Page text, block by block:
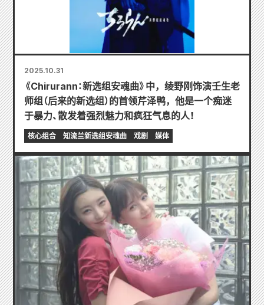
2025.10.31
《Chirurann：新选组安魂曲》中，绫野刚饰演壬生老
师组（后来的新选组）的首领芹泽鸭，他是一个痴迷
于暴力、散发着强烈魅力和疯狂气息的人！
核心组合 知流兰新选组安魂曲 戏剧 媒体